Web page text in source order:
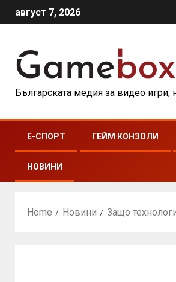
август 7, 2026
Българската медия за видео
E-СПОРТ ГЕЙМ КОНЗОЛИ
НОВИНИ
Home Новини Защо